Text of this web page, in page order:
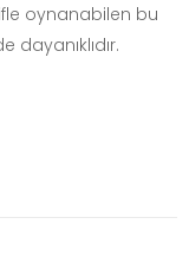
oynanabilen bu